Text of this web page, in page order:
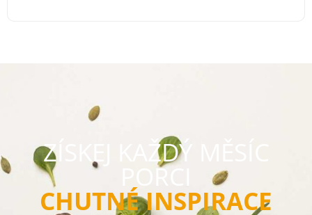
ZÍSKEJ KAŽDÝ MĚSÍC
PORCI
CHUTNÉ INSPIRACE